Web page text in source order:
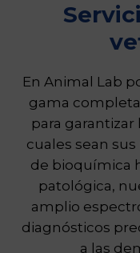
En Animal Lab
gama
para garantizar
cuales sean
de bioquímica
patológica,
amplio
diagnósticos
a las